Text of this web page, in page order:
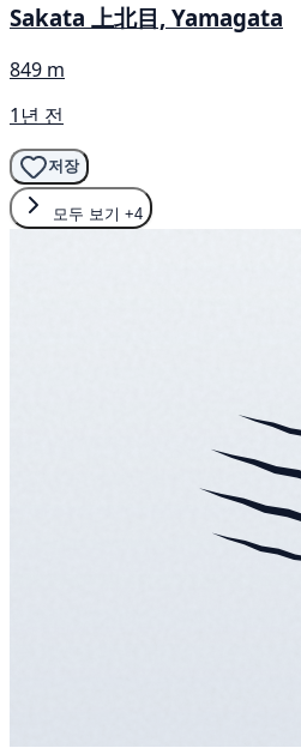
Sakata 上北目, Yamagata
849 m
1년 전
저장
모두 보기 +4